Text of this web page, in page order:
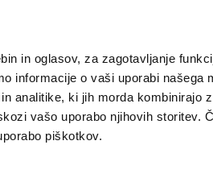
in oglasov, za zagotavljanje
informacije o vaši uporabi našega
analitike, ki jih morda kombinirajo
vašo uporabo njihovih storitev.
piškotkov.
GORIŠKA KULTURA
daljši zastoji